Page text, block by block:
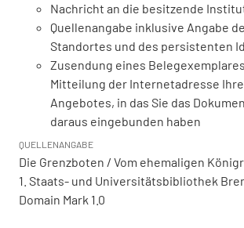
Nachricht an die besitzende
Quellenangabe inklusive Angabe
Standortes und des persistenten
Zusendung eines
Mitteilung der Internetadresse
Angebotes, in das Sie das
daraus eingebunden haben
QUELLENANGABE
Die Grenzboten / Vom ehemaligen
1. Staats- und Universitätsbibliothek
Domain Mark 1.0